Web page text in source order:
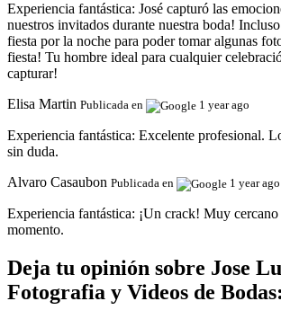
Experiencia fantástica: José capturó las
nuestros invitados durante nuestra boda!
fiesta por la noche para poder tomar algunas
fiesta! Tu hombre ideal para cualquier
capturar!
Elisa Martin Publicada en 1 year ago
Experiencia fantástica: Excelente profesional.
sin duda.
Alvaro Casaubon Publicada en 1 year ago
Experiencia fantástica: ¡Un crack! Muy
momento.
Deja tu opinión sobre Jose
Fotografia y Videos de Bodas: